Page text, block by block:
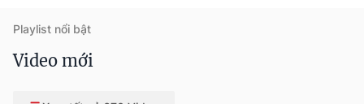
Playlist nổi bật
Video mới